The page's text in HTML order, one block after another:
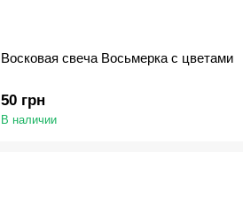
Восковая свеча Восьмерка с цветами
50 грн
В наличии